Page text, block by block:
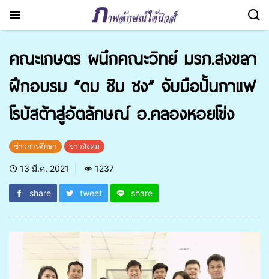
คณะเกษตร ผนึกคณะวิทย์ มรภ.สงขลา
ฝึกอบรม “ดม ชิม ชง” จับมือปั้นกาแฟ
โรบัสต้าสู่อัตลักษณ์ อ.คลองหอยโข่ง
ข่าวการศึกษา ข่าวสังคม
13 มี.ค. 2021 1237
share tweet share